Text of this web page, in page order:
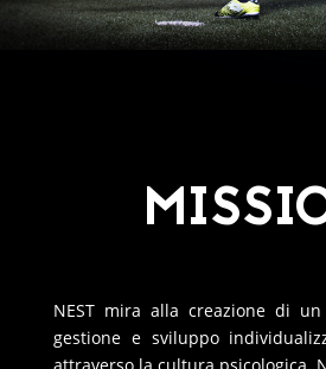
NEST mira alla creazione di
gestione e sviluppo